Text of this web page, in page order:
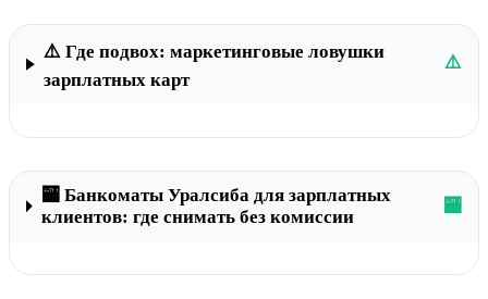
⚠️ Где подвох: маркетинговые ловушки
зарплатных карт
⚠️
🏧 Банкоматы Уралсиба для зарплатных
клиентов: где снимать без комиссии
🏧